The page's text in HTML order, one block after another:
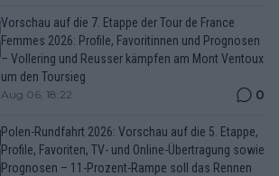
Vorschau auf die 7. Etappe der Tour de France
Femmes 2026: Profile, Favoritinnen und Prognosen
– Vollering und Reusser kämpfen am Mont Ventoux
um den Toursieg
Aug 06, 18:22 0
Polen-Rundfahrt 2026: Vorschau auf die 5. Etappe,
Profile, Favoriten, TV- und Online-Übertragung sowie
Prognosen – 11-Prozent-Rampe soll das Rennen